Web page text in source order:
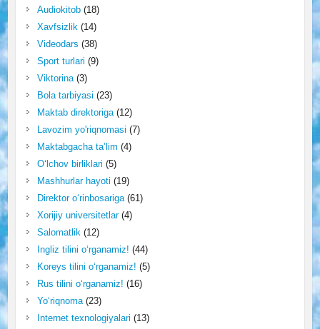
Audiokitob(18)
Xavfsizlik(14)
Videodars (38)
Sport turlari (9)
Viktorina(3)
Bola tarbiyasi (23)
Maktab direktoriga(12)
Lavozim yo'riqnomasi (7)
Maktabgacha ta’lim (4)
O‘lchov birliklari (5)
Mashhurlar hayoti (19)
Direktor o‘rinbosariga(61)
Xorijiy universitetlar(4)
Salomatlik(12)
Ingliz tilini o‘rganamiz! (44)
Koreys tilini o‘rganamiz! (5)
Rus tilini o‘rganamiz! (16)
Yo‘riqnoma(23)
Internet texnologiyalari (13)